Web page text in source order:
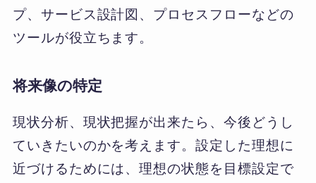
プ、サービス設計図、プロセスフローなどの
ツールが役立ちます。
将来像の特定
現状分析、現状把握が出来たら、今後どうし
ていきたいのかを考えます。設定した理想に
近づけるためには、理想の状態を目標設定で